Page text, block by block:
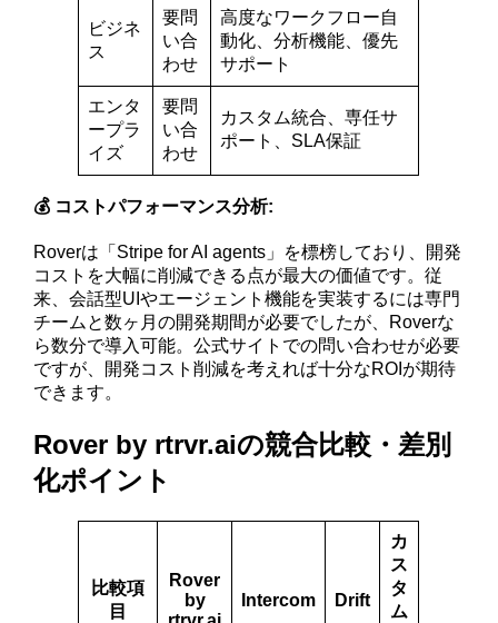
ビジネ
ス
要問
い合
わせ
高度なワークフロー自
動化、分析機能、優先
サポート
エンタ
ープラ
イズ
要問
い合
わせ
カスタム統合、専任サ
ポート、SLA保証
💰 コストパフォーマンス分析:
Roverは「Stripe for AI agents」を標榜しており、開発
コストを大幅に削減できる点が最大の価値です。従
来、会話型UIやエージェント機能を実装するには専門
チームと数ヶ月の開発期間が必要でしたが、Roverな
ら数分で導入可能。公式サイトでの問い合わせが必要
ですが、開発コスト削減を考えれば十分なROIが期待
できます。
Rover by rtrvr.aiの競合比較・差別
化ポイント
比較項
目
Rover
by
Intercom Drift
カ
ス
タ
ム